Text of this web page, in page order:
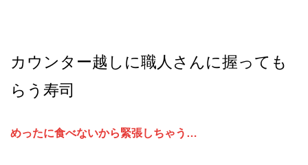
カウンター越しに職人さんに握っても
らう寿司
めったに食べないから緊張しちゃう…